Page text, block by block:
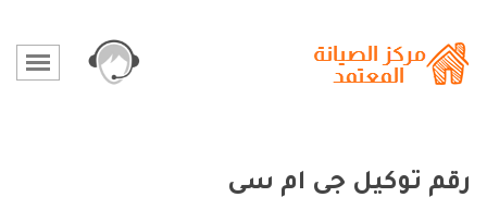
رقم توكيل جى ام سى